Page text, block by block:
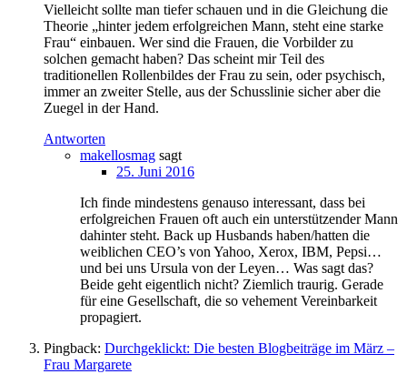
Vielleicht sollte man tiefer schauen und in die Gleichung die
Theorie „hinter jedem erfolgreichen Mann, steht eine starke
Frau“ einbauen. Wer sind die Frauen, die Vorbilder zu
solchen gemacht haben? Das scheint mir Teil des
traditionellen Rollenbildes der Frau zu sein, oder psychisch,
immer an zweiter Stelle, aus der Schusslinie sicher aber die
Zuegel in der Hand.
Antworten
makellosmag sagt
25. Juni 2016
Ich finde mindestens genauso interessant, dass bei
erfolgreichen Frauen oft auch ein unterstützender Mann
dahinter steht. Back up Husbands haben/hatten die
weiblichen CEO’s von Yahoo, Xerox, IBM, Pepsi…
und bei uns Ursula von der Leyen… Was sagt das?
Beide geht eigentlich nicht? Ziemlich traurig. Gerade
für eine Gesellschaft, die so vehement Vereinbarkeit
propagiert.
Pingback: Durchgeklickt: Die besten Blogbeiträge im März –
Frau Margarete